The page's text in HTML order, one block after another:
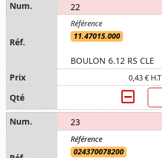
22
11.47015.000
BOULON 6.12 RS CLE
0,43 € H.T
23
024370078200